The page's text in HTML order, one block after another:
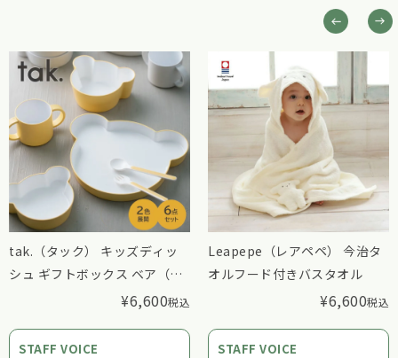
tak.（タック） キッズディッ
シュ ギフトボックス ベア（カ
¥6,600税込
STAFF VOICE
Leapepe（レアペペ） 今治タ
オルフード付きバスタオル
¥6,600税込
STAFF VOICE